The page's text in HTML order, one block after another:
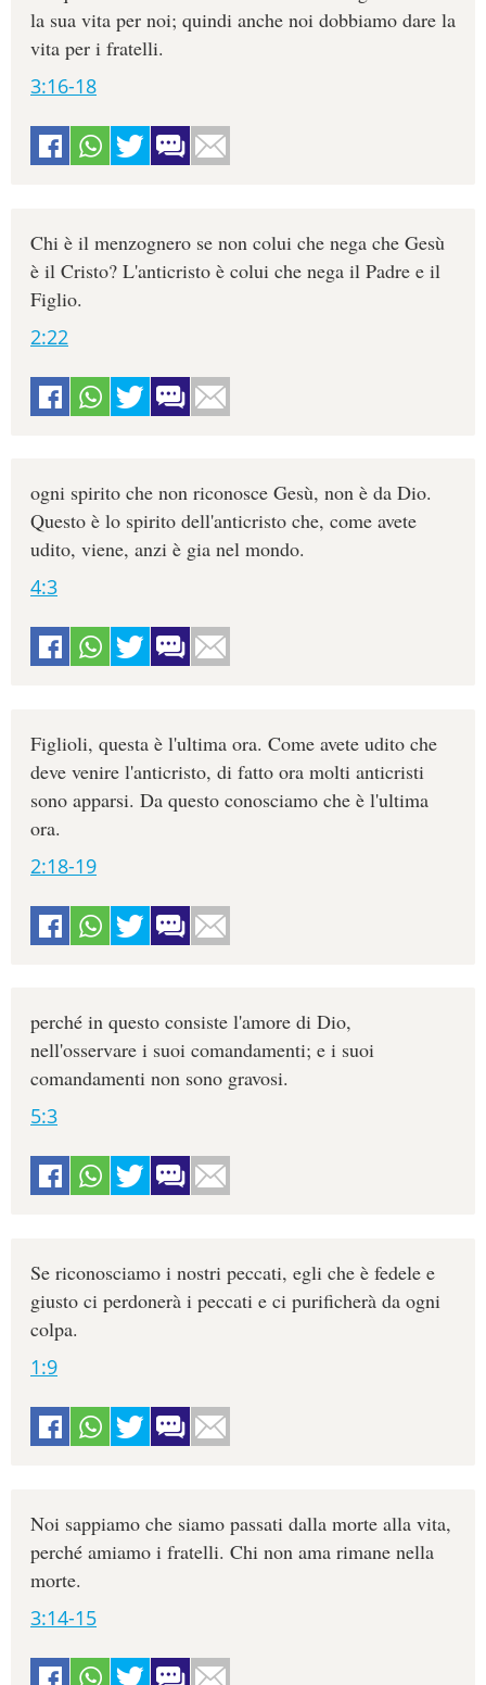
la sua vita per noi; quindi anche noi dobbiamo dare la
vita per i fratelli.
3:16-18
Chi è il menzognero se non colui che nega che Gesù
è il Cristo? L'anticristo è colui che nega il Padre e il
Figlio.
2:22
ogni spirito che non riconosce Gesù, non è da Dio.
Questo è lo spirito dell'anticristo che, come avete
udito, viene, anzi è gia nel mondo.
4:3
Figlioli, questa è l'ultima ora. Come avete udito che
deve venire l'anticristo, di fatto ora molti anticristi
sono apparsi. Da questo conosciamo che è l'ultima
ora.
2:18-19
perché in questo consiste l'amore di Dio,
nell'osservare i suoi comandamenti; e i suoi
comandamenti non sono gravosi.
5:3
Se riconosciamo i nostri peccati, egli che è fedele e
giusto ci perdonerà i peccati e ci purificherà da ogni
colpa.
1:9
Noi sappiamo che siamo passati dalla morte alla vita,
perché amiamo i fratelli. Chi non ama rimane nella
morte.
3:14-15